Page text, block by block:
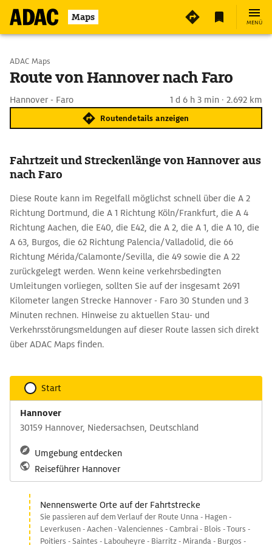
Maps MENÜ
Start wählen
ADAC Maps
Route von Hannover nach Faro
Hannover - Faro 1 d 6 h 3 min · 2.692 km
Routendetails anzeigen
Fahrtzeit und Streckenlänge von Hannover aus
nach Faro
Diese Route kann im Regelfall möglichst schnell über die A 2
Richtung Dortmund, die A 1 Richtung Köln/Frankfurt, die A 4
Richtung Aachen, die E40, die E42, die A 2, die A 1, die A 10, die
A 63, Burgos, die 62 Richtung Palencia/Valladolid, die 66
Richtung Mérida/Calamonte/Sevilla, die 49 sowie die A 22
zurückgelegt werden. Wenn keine verkehrsbedingten
Umleitungen vorliegen, sollten Sie auf der insgesamt 2691
Kilometer langen Strecke Hannover - Faro 30 Stunden und 3
Minuten rechnen. Hinweise zu aktuellen Stau- und
Verkehrsstörungsmeldungen auf dieser Route lassen sich direkt
über ADAC Maps finden.
Start
Hannover
30159 Hannover, Niedersachsen, Deutschland
Umgebung entdecken
Reiseführer Hannover
Nennenswerte Orte auf der Fahrtstrecke
Sie passieren auf dem Verlauf der Route Unna - Hagen -
Leverkusen - Aachen - Valenciennes - Cambrai - Blois - Tours -
Poitiers - Saintes - Labouheyre - Biarritz - Miranda - Burgos -